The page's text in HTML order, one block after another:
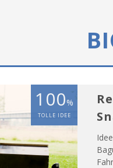
100%
TOLLE IDEE